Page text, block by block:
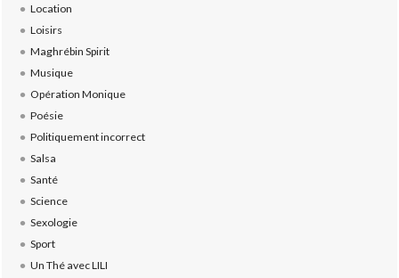
Location
Loisirs
Maghrébin Spirit
Musique
Opération Monique
Poésie
Politiquement incorrect
Salsa
Santé
Science
Sexologie
Sport
Un Thé avec LILI